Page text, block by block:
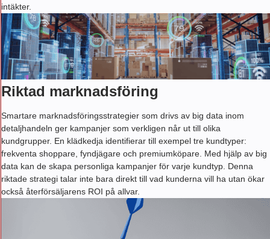
intäkter.
Riktad marknadsföring
Smartare marknadsföringsstrategier som drivs av big data inom
detaljhandeln ger kampanjer som verkligen når ut till olika
kundgrupper. En klädkedja identifierar till exempel tre kundtyper:
frekventa shoppare, fyndjägare och premiumköpare. Med hjälp av big
data kan de skapa personliga kampanjer för varje kundtyp. Denna
riktade strategi talar inte bara direkt till vad kunderna vill ha utan ökar
också återförsäljarens ROI på allvar.